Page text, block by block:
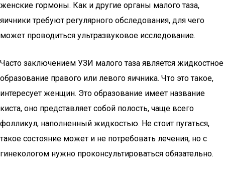
женские гормоны. Как и другие органы малого таза,
яичники требуют регулярного обследования, для чего
может проводиться ультразвуковое исследование.
Часто заключением УЗИ малого таза является жидкостное
образование правого или левого яичника. Что это такое,
интересует женщин. Это образование имеет название
киста, оно представляет собой полость, чаще всего
фолликул, наполненный жидкостью. Не стоит пугаться,
такое состояние может и не потребовать лечения, но с
гинекологом нужно проконсультироваться обязательно.